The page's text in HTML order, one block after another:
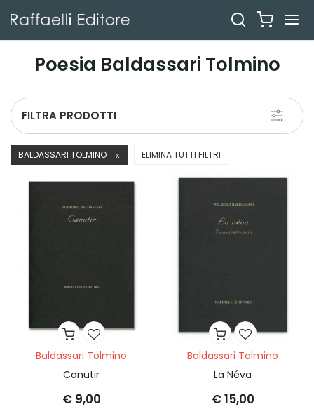
Poesia Baldassari Tolmino
Toggle
FILTRA PRODOTTI
BALDASSARI TOLMINO X ELIMINA TUTTI FILTRI
Baldassari Tolmino
Canutir
€ 9,00
Baldassari Tolmino
La Néva
€ 15,00